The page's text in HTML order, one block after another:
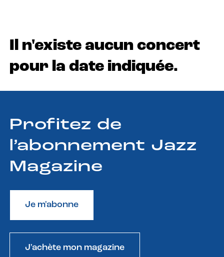
Il n'existe aucun concert
pour la date indiquée.
Profitez de
l’abonnement Jazz
Magazine
Je m'abonne
J'achète mon magazine